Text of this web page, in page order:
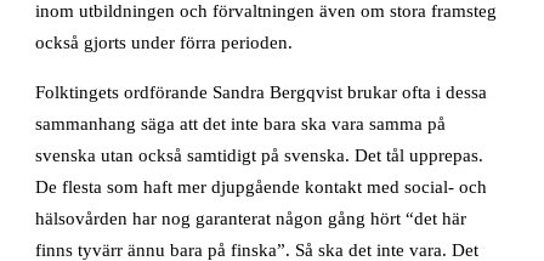
inom utbildningen och förvaltningen även om stora framsteg
också gjorts under förra perioden.
Folktingets ordförande Sandra Bergqvist brukar ofta i dessa
sammanhang säga att det inte bara ska vara samma på
svenska utan också samtidigt på svenska. Det tål upprepas.
De flesta som haft mer djupgående kontakt med social- och
hälsovården har nog garanterat någon gång hört “det här
finns tyvärr ännu bara på finska”. Så ska det inte vara. Det